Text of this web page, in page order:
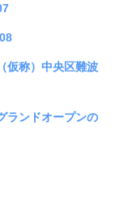
仮称）中央区難波
ランドオープンの